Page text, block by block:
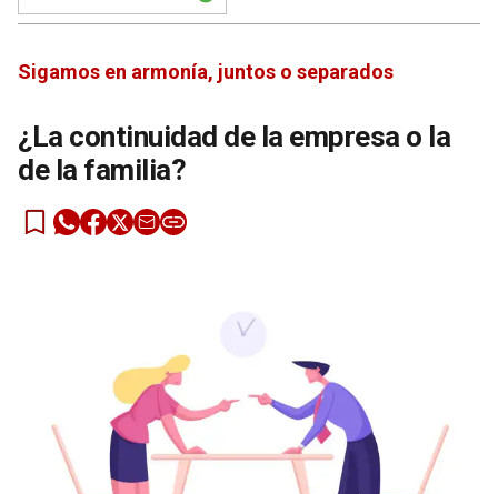
Sigamos en armonía, juntos o separados
¿La continuidad de la empresa o la
de la familia?